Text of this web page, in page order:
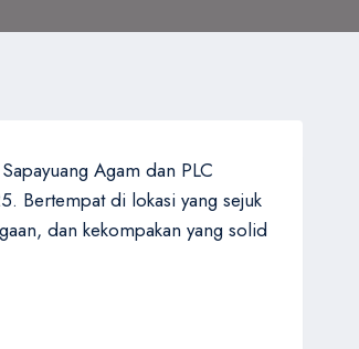
Agam dan PLC
Bertempat di lokasi yang sejuk
dan kekompakan yang solid